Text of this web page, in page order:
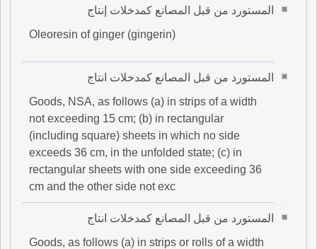
المستورد من قبل المصانع كمدخلات إنتاج
Oleoresin of ginger (gingerin)
المستورد من قبل المصانع كمدخلات انتاج
Goods, NSA, as follows (a) in strips of a width
not exceeding 15 cm; (b) in rectangular
(including square) sheets in which no side
exceeds 36 cm, in the unfolded state; (c) in
rectangular sheets with one side exceeding 36
cm and the other side not exc
المستورد من قبل المصانع كمدخلات انتاج
Goods, as follows (a) in strips or rolls of a width